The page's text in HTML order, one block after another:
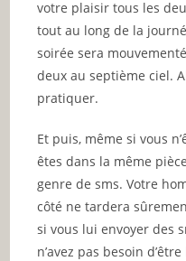
votre plaisir tous les
tout au long de la
soirée sera
deux au septième ciel.
pratiquer.
Et puis, même si vous
êtes dans la même
genre de sms. Votre
côté ne tardera
si vous lui envoyer des
n’avez pas besoin